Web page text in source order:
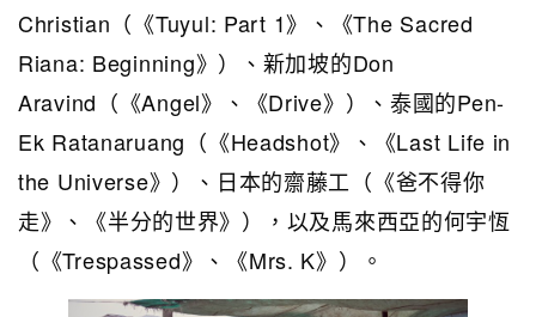
Christian（《Tuyul: Part 1》、《The Sacred
Riana: Beginning》）、新加坡的Don
Aravind（《Angel》、《Drive》）、泰國的Pen-
Ek Ratanaruang（《Headshot》、《Last Life in
the Universe》）、日本的齋藤工（《爸不得你
走》、《半分的世界》），以及馬來西亞的何宇恆
（《Trespassed》、《Mrs. K》）。